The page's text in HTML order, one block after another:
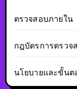
ตรวจสอบภายใน
กฎบัตรการตรวจ
นโยบายและขั้น